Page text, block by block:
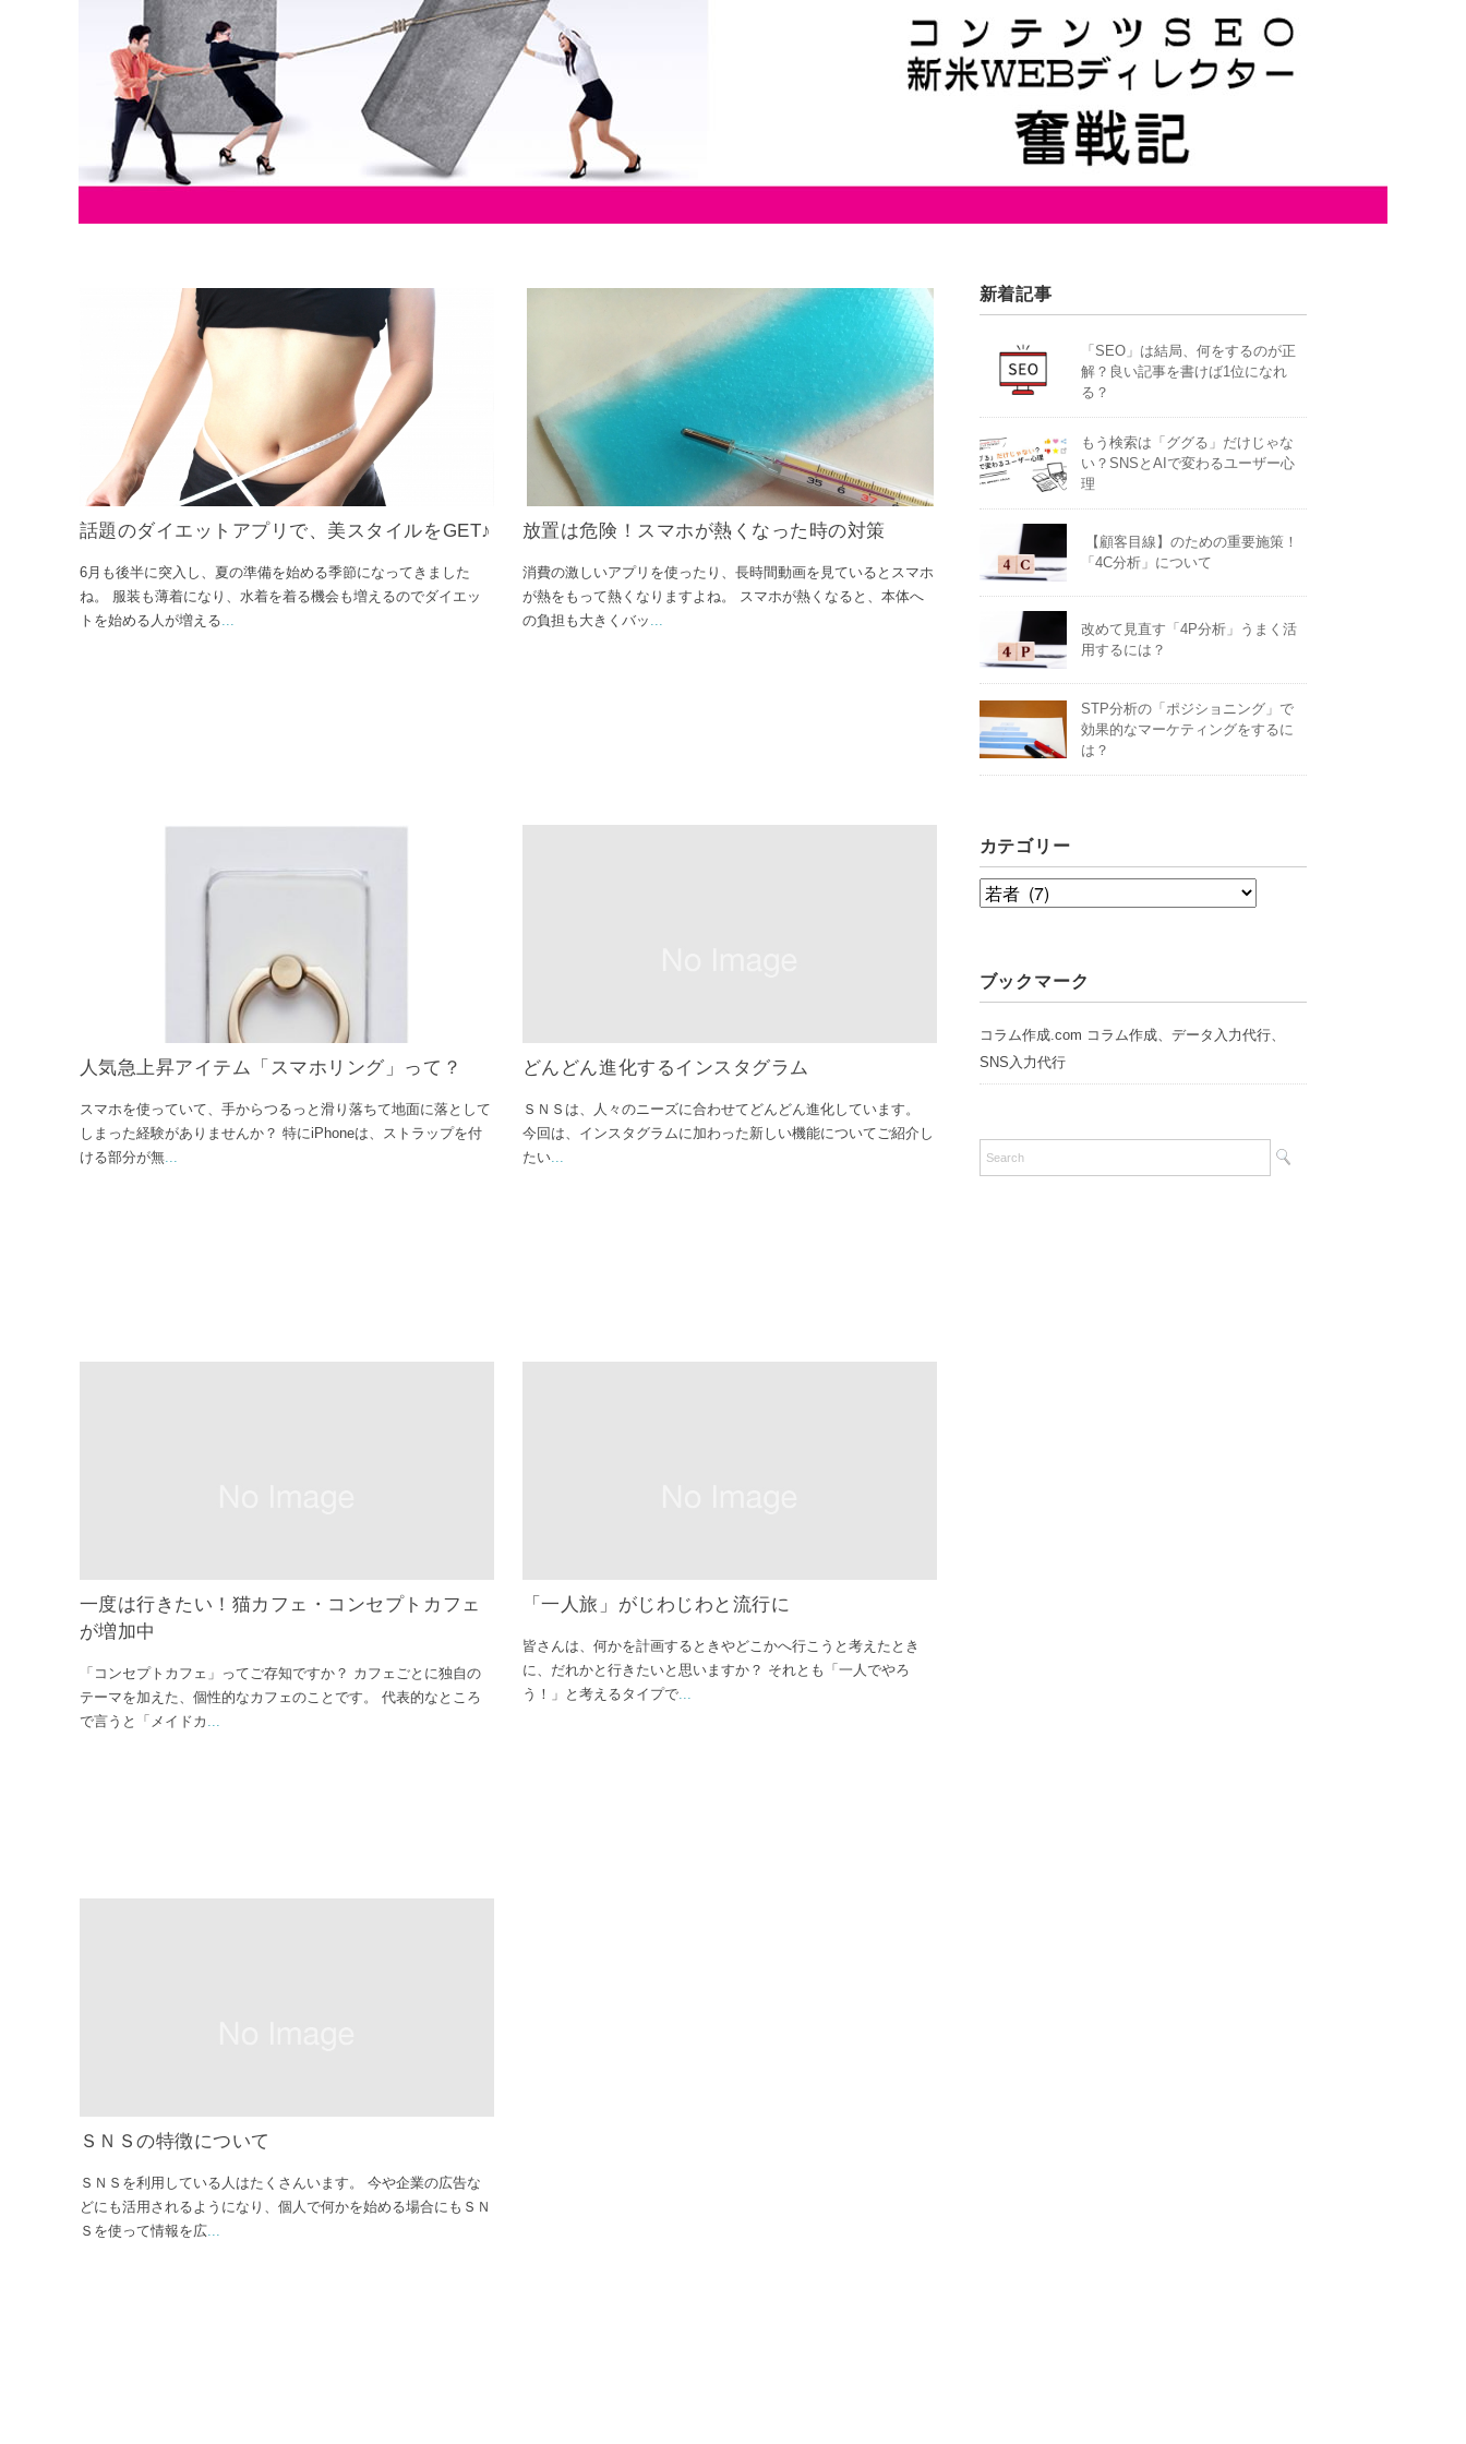
話題のダイエットアプリで、美スタイルをGET♪
6月も後半に突入し、夏の準備を始める季節になってきました
ね。 服装も薄着になり、水着を着る機会も増えるのでダイエッ
トを始める人が増える...
放置は危険！スマホが熱くなった時の対策
消費の激しいアプリを使ったり、長時間動画を見ているとスマホ
が熱をもって熱くなりますよね。 スマホが熱くなると、本体へ
の負担も大きくバッ ...
人気急上昇アイテム「スマホリング」って？
スマホを使っていて、手からつるっと滑り落ちて地面に落として
しまった経験がありませんか？ 特にiPhoneは、ストラップを付
ける部分が無...
どんどん進化するインスタグラム
ＳＮＳは、人々のニーズに合わせてどんどん進化しています。
今回は、インスタグラムに加わった新しい機能についてご紹介し
たい...
一度は行きたい！猫カフェ・コンセプトカフェ
が増加中
「コンセプトカフェ」ってご存知ですか？ カフェごとに独自の
テーマを加えた、個性的なカフェのことです。 代表的なところ
で言うと「メイドカ ...
「一人旅」がじわじわと流行に
皆さんは、何かを計画するときやどこかへ行こうと考えたとき
に、だれかと行きたいと思いますか？ それとも「一人でやろ
う！」と考えるタイプで...
ＳＮＳの特徴について
ＳＮＳを利用している人はたくさんいます。 今や企業の広告な
どにも活用されるようになり、個人で何かを始める場合にもＳＮ
Ｓを使って情報を広...
新着記事
「SEO」は結局、何をするのが正
解？良い記事を書けば1位になれ
る？
もう検索は「ググる」だけじゃな
い？SNSとAIで変わるユーザー心
理
【顧客目線】のための重要施策！
「4C分析」について
改めて見直す「4P分析」うまく活
用するには？
STP分析の「ポジショニング」で
効果的なマーケティングをするに
は？
カテゴリー
カ
リ
ブックマーク
コラム作成.com コラム作成、データ入力代行、
SNS入力代行